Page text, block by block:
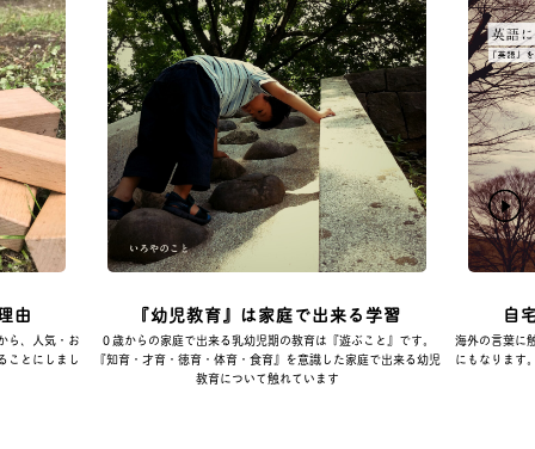
由
ら、人気・お
ことにしまし
『幼児教育』は家庭で出来る学習
０歳からの家庭で出来る乳幼児期の教育は『遊ぶこと』です。
『知育・才育・徳育・体育・食育』を意識した家庭で出来る幼児
教育について触れています
自
海外の言葉に
にもなります